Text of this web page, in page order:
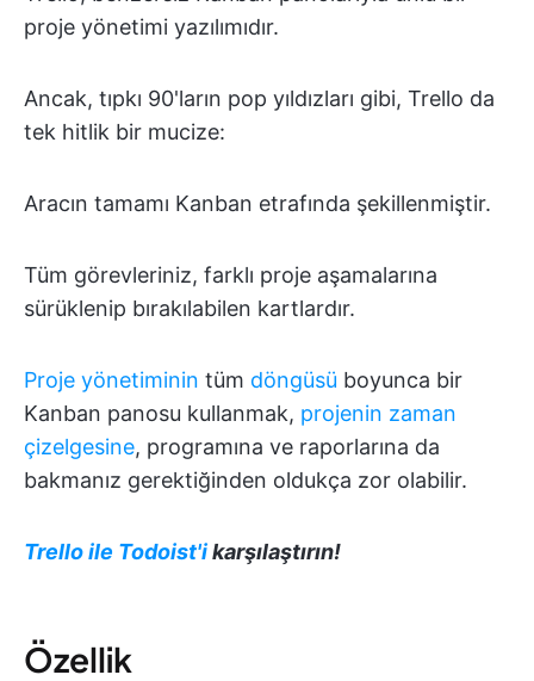
proje yönetimi yazılımıdır.
Ancak, tıpkı 90'ların pop yıldızları gibi, Trello da
tek hitlik bir mucize:
Aracın tamamı Kanban etrafında şekillenmiştir.
Tüm görevleriniz, farklı proje aşamalarına
sürüklenip bırakılabilen kartlardır.
Proje yönetiminin tüm döngüsü boyunca bir
Kanban panosu kullanmak, projenin zaman
çizelgesine, programına ve raporlarına da
bakmanız gerektiğinden oldukça zor olabilir.
Trello ile Todoist'ikarşılaştırın!
Özellik